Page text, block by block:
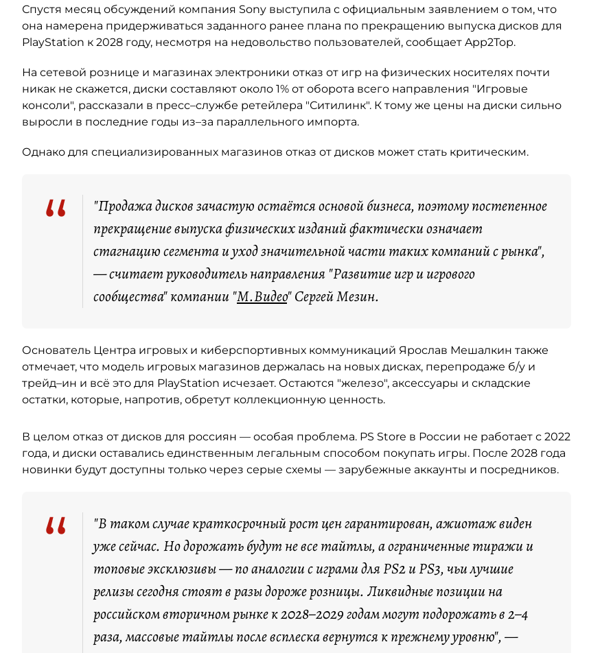
Спустя месяц обсуждений компания Sony выступила с официальным заявлением о том, что
она намерена придерживаться заданного ранее плана по прекращению выпуска дисков для
PlayStation к 2028 году, несмотря на недовольство пользователей, сообщает App2Top.
На сетевой рознице и магазинах электроники отказ от игр на физических носителях почти
никак не скажется, диски составляют около 1% от оборота всего направления "Игровые
консоли", рассказали в пресс–службе ретейлера "Ситилинк". К тому же цены на диски сильно
выросли в последние годы из–за параллельного импорта.
Однако для специализированных магазинов отказ от дисков может стать критическим.
“
"Продажа дисков зачастую остаётся основой бизнеса, поэтому постепенное
прекращение выпуска физических изданий фактически означает
стагнацию сегмента и уход значительной части таких компаний с рынка",
— считает руководитель направления "Развитие игр и игрового
сообщества" компании "М.Видео" Сергей Мезин.
Основатель Центра игровых и киберспортивных коммуникаций Ярослав Мешалкин также
отмечает, что модель игровых магазинов держалась на новых дисках, перепродаже б/у и
трейд–ин и всё это для PlayStation исчезает. Остаются "железо", аксессуары и складские
остатки, которые, напротив, обретут коллекционную ценность.
В целом отказ от дисков для россиян — особая проблема. PS Store в России не работает с 2022
года, и диски оставались единственным легальным способом покупать игры. После 2028 года
новинки будут доступны только через серые схемы — зарубежные аккаунты и посредников.
“
"В таком случае краткосрочный рост цен гарантирован, ажиотаж виден
уже сейчас. Но дорожать будут не все тайтлы, а ограниченные тиражи и
топовые эксклюзивы — по аналогии с играми для PS2 и PS3, чьи лучшие
релизы сегодня стоят в разы дороже розницы. Ликвидные позиции на
российском вторичном рынке к 2028–2029 годам могут подорожать в 2–4
раза, массовые тайтлы после всплеска вернутся к прежнему уровню", —